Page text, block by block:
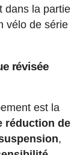
dans la partie
vélo de série
révisée
est la
réduction de
,